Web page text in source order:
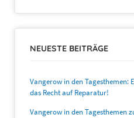
NEUESTE BEITRÄGE
Vangerow in den Tagesthemen:
das Recht auf Reparatur!
Vangerow in den Tagesthemen